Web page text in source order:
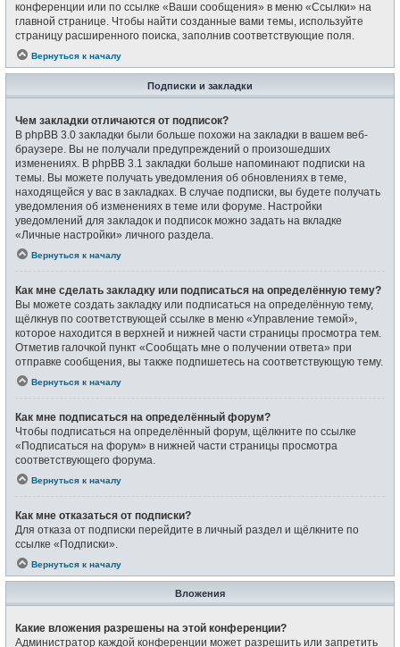
конференции или по ссылке «Ваши сообщения» в меню «Ссылки» на
главной странице. Чтобы найти созданные вами темы, используйте
страницу расширенного поиска, заполнив соответствующие поля.
Вернуться к началу
Подписки и закладки
Чем закладки отличаются от подписок?
В phpBB 3.0 закладки были больше похожи на закладки в вашем веб-
браузере. Вы не получали предупреждений о произошедших
изменениях. В phpBB 3.1 закладки больше напоминают подписки на
темы. Вы можете получать уведомления об обновлениях в теме,
находящейся у вас в закладках. В случае подписки, вы будете получать
уведомления об изменениях в теме или форуме. Настройки
уведомлений для закладок и подписок можно задать на вкладке
«Личные настройки» личного раздела.
Вернуться к началу
Как мне сделать закладку или подписаться на определённую тему?
Вы можете создать закладку или подписаться на определённую тему,
щёлкнув по соответствующей ссылке в меню «Управление темой»,
которое находится в верхней и нижней части страницы просмотра тем.
Отметив галочкой пункт «Сообщать мне о получении ответа» при
отправке сообщения, вы также подпишетесь на соответствующую тему.
Вернуться к началу
Как мне подписаться на определённый форум?
Чтобы подписаться на определённый форум, щёлкните по ссылке
«Подписаться на форум» в нижней части страницы просмотра
соответствующего форума.
Вернуться к началу
Как мне отказаться от подписки?
Для отказа от подписки перейдите в личный раздел и щёлкните по
ссылке «Подписки».
Вернуться к началу
Вложения
Какие вложения разрешены на этой конференции?
Администратор каждой конференции может разрешить или запретить